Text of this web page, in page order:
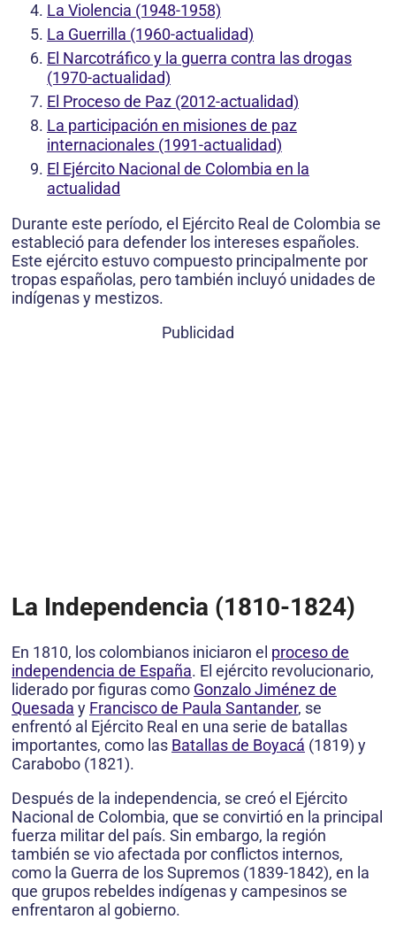
La Violencia (1948-1958)
La Guerrilla (1960-actualidad)
El Narcotráfico y la guerra contra las drogas
(1970-actualidad)
El Proceso de Paz (2012-actualidad)
La participación en misiones de paz
internacionales (1991-actualidad)
El Ejército Nacional de Colombia en la
actualidad
Durante este período, el Ejército Real de Colombia se
estableció para defender los intereses españoles.
Este ejército estuvo compuesto principalmente por
tropas españolas, pero también incluyó unidades de
indígenas y mestizos.
Publicidad
La Independencia (1810-1824)
En 1810, los colombianos iniciaron el proceso de
independencia de España. El ejército revolucionario,
liderado por figuras como Gonzalo Jiménez de
Quesada y Francisco de Paula Santander, se
enfrentó al Ejército Real en una serie de batallas
importantes, como las Batallas de Boyacá (1819) y
Carabobo (1821).
Después de la independencia, se creó el Ejército
Nacional de Colombia, que se convirtió en la principal
fuerza militar del país. Sin embargo, la región
también se vio afectada por conflictos internos,
como la Guerra de los Supremos (1839-1842), en la
que grupos rebeldes indígenas y campesinos se
enfrentaron al gobierno.